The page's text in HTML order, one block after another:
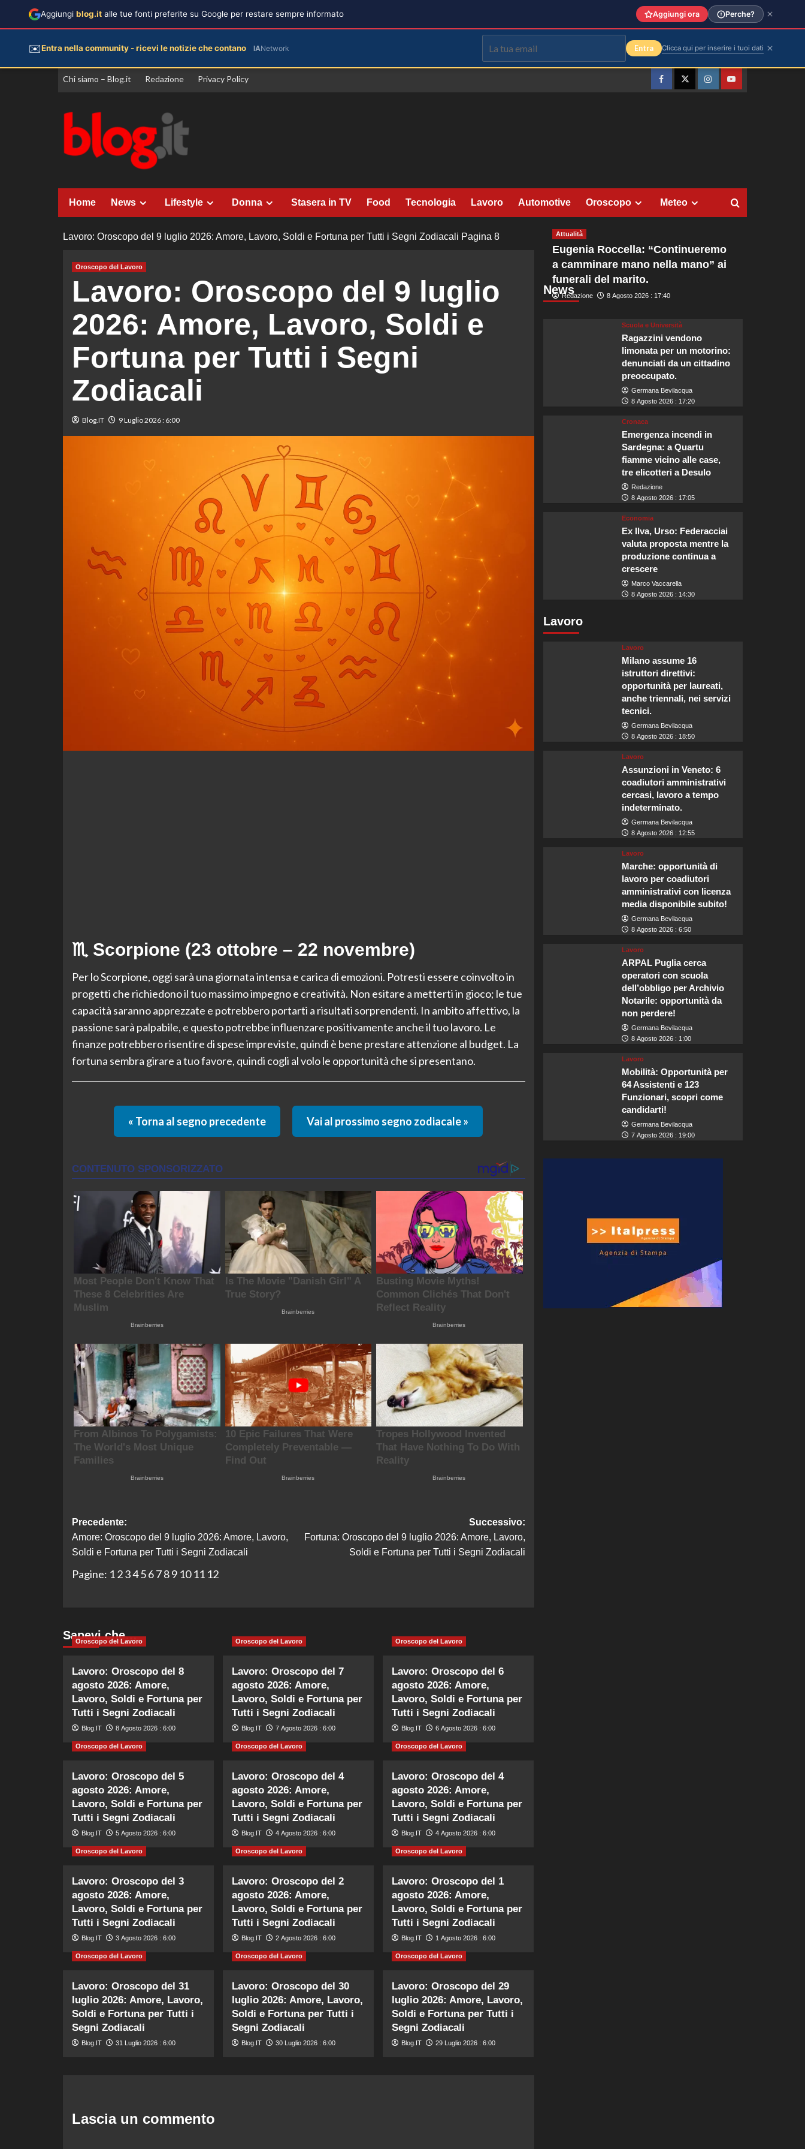
Vai
Chi siamo – Blog.it Redazione Privacy Policy
FacebookTwitterInstagramYouTube
Home News Lifestyle Donna Stasera in TV Food Tecnologia Lavoro Automotive Oroscopo Meteo
Lavoro: Oroscopo del 9 luglio 2026: Amore, Lavoro, Soldi e Fortuna per Tutti i Segni Zodiacali Pagina 8
Oroscopo del Lavoro
Lavoro: Oroscopo del 9 luglio
2026: Amore, Lavoro, Soldi e
Fortuna per Tutti i Segni
Zodiacali
Blog.IT 9 Luglio 2026 : 6:00
♏ Scorpione (23 ottobre – 22 novembre)
Per lo Scorpione, oggi sarà una giornata intensa e carica di emozioni. Potresti essere coinvolto in
progetti che richiedono il tuo massimo impegno e creatività. Non esitare a metterti in gioco; le tue
capacità saranno apprezzate e potrebbero portarti a risultati sorprendenti. In ambito affettivo, la
passione sarà palpabile, e questo potrebbe influenzare positivamente anche il tuo lavoro. Le
finanze potrebbero risentire di spese impreviste, quindi è bene prestare attenzione al budget. La
fortuna sembra girare a tuo favore, quindi cogli al volo le opportunità che si presentano.
« Torna al segno precedente Vai al prossimo segno zodiacale »
Navigazione
articolo
Precedente:
Amore: Oroscopo del 9 luglio 2026: Amore, Lavoro,
Soldi e Fortuna per Tutti i Segni Zodiacali
Successivo:
Fortuna: Oroscopo del 9 luglio 2026: Amore, Lavoro,
Soldi e Fortuna per Tutti i Segni Zodiacali
Pagine: 1 2 34 5 6 7 8 9 10 11 12
Sapevi che…
Oroscopo del Lavoro
Lavoro: Oroscopo del 8
agosto 2026: Amore,
Lavoro, Soldi e Fortuna per
Tutti i Segni Zodiacali
Blog.IT 8 Agosto 2026 : 6:00
Oroscopo del Lavoro
Lavoro: Oroscopo del 7
agosto 2026: Amore,
Lavoro, Soldi e Fortuna per
Tutti i Segni Zodiacali
Blog.IT 7 Agosto 2026 : 6:00
Oroscopo del Lavoro
Lavoro: Oroscopo del 6
agosto 2026: Amore,
Lavoro, Soldi e Fortuna per
Tutti i Segni Zodiacali
Blog.IT 6 Agosto 2026 : 6:00
Oroscopo del Lavoro
Lavoro: Oroscopo del 5
agosto 2026: Amore,
Lavoro, Soldi e Fortuna per
Tutti i Segni Zodiacali
Blog.IT 5 Agosto 2026 : 6:00
Oroscopo del Lavoro
Lavoro: Oroscopo del 4
agosto 2026: Amore,
Lavoro, Soldi e Fortuna per
Tutti i Segni Zodiacali
Blog.IT 4 Agosto 2026 : 6:00
Oroscopo del Lavoro
Lavoro: Oroscopo del 4
agosto 2026: Amore,
Lavoro, Soldi e Fortuna per
Tutti i Segni Zodiacali
Blog.IT 4 Agosto 2026 : 6:00
Oroscopo del Lavoro
Lavoro: Oroscopo del 3
agosto 2026: Amore,
Lavoro, Soldi e Fortuna per
Tutti i Segni Zodiacali
Blog.IT 3 Agosto 2026 : 6:00
Oroscopo del Lavoro
Lavoro: Oroscopo del 2
agosto 2026: Amore,
Lavoro, Soldi e Fortuna per
Tutti i Segni Zodiacali
Blog.IT 2 Agosto 2026 : 6:00
Oroscopo del Lavoro
Lavoro: Oroscopo del 1
agosto 2026: Amore,
Lavoro, Soldi e Fortuna per
Tutti i Segni Zodiacali
Blog.IT 1 Agosto 2026 : 6:00
Oroscopo del Lavoro
Lavoro: Oroscopo del 31
luglio 2026: Amore, Lavoro,
Soldi e Fortuna per Tutti i
Segni Zodiacali
Blog.IT 31 Luglio 2026 : 6:00
Oroscopo del Lavoro
Lavoro: Oroscopo del 30
luglio 2026: Amore, Lavoro,
Soldi e Fortuna per Tutti i
Segni Zodiacali
Blog.IT 30 Luglio 2026 : 6:00
Oroscopo del Lavoro
Lavoro: Oroscopo del 29
luglio 2026: Amore, Lavoro,
Soldi e Fortuna per Tutti i
Segni Zodiacali
Blog.IT 29 Luglio 2026 : 6:00
Lascia un commento
News
Attualità
Eugenia Roccella: “Continueremo
a camminare mano nella mano” ai
funerali del marito.
Redazione 8 Agosto 2026 : 17:40
Scuola e Università
Ragazzini vendono
limonata per un motorino:
denunciati da un cittadino
preoccupato.
Germana Bevilacqua
8 Agosto 2026 : 17:20
Cronaca
Emergenza incendi in
Sardegna: a Quartu
fiamme vicino alle case,
tre elicotteri a Desulo
Redazione
8 Agosto 2026 : 17:05
Economia
Ex Ilva, Urso: Federacciai
valuta proposta mentre la
produzione continua a
crescere
Marco Vaccarella
8 Agosto 2026 : 14:30
Lavoro
Lavoro
Milano assume 16
istruttori direttivi:
opportunità per laureati,
anche triennali, nei servizi
tecnici.
Germana Bevilacqua
8 Agosto 2026 : 18:50
Lavoro
Assunzioni in Veneto: 6
coadiutori amministrativi
cercasi, lavoro a tempo
indeterminato.
Germana Bevilacqua
8 Agosto 2026 : 12:55
Lavoro
Marche: opportunità di
lavoro per coadiutori
amministrativi con licenza
media disponibile subito!
Germana Bevilacqua
8 Agosto 2026 : 6:50
Lavoro
ARPAL Puglia cerca
operatori con scuola
dell’obbligo per Archivio
Notarile: opportunità da
non perdere!
Germana Bevilacqua
8 Agosto 2026 : 1:00
Lavoro
Mobilità: Opportunità per
64 Assistenti e 123
Funzionari, scopri come
candidarti!
Germana Bevilacqua
7 Agosto 2026 : 19:00
Aggiungi blog.it alle tue fonti preferite su Google per restare sempre informato Aggiungi ora Perche?
✉️Entra nella community - ricevi le notizie che contano IANetwork Entra Clicca qui per inserire i tuoi dati